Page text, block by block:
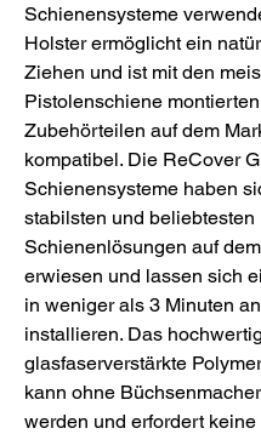
Schienensysteme
Holster ermöglicht ein
Ziehen und ist mit den
Pistolenschiene montierten
Zubehörteilen auf dem
kompatibel. Die ReCover
Schienensysteme haben
stabilsten und beliebtesten
Schienenlösungen auf
erwiesen und lassen sich
in weniger als 3 Minuten
installieren. Das
glasfaserverstärkte
kann ohne
werden und erfordert keine